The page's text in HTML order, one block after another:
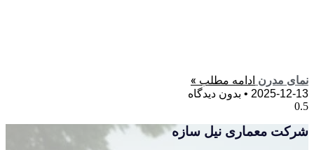
نمای مدرن ادامه مطلب »
2025-12-13 بدون دیدگاه
شرکت معماری نیل سازه